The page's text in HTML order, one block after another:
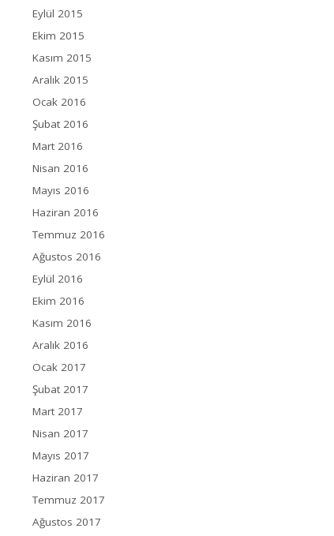
Eylül 2015
Ekim 2015
Kasım 2015
Aralık 2015
Ocak 2016
Şubat 2016
Mart 2016
Nisan 2016
Mayıs 2016
Haziran 2016
Temmuz 2016
Ağustos 2016
Eylül 2016
Ekim 2016
Kasım 2016
Aralık 2016
Ocak 2017
Şubat 2017
Mart 2017
Nisan 2017
Mayıs 2017
Haziran 2017
Temmuz 2017
Ağustos 2017